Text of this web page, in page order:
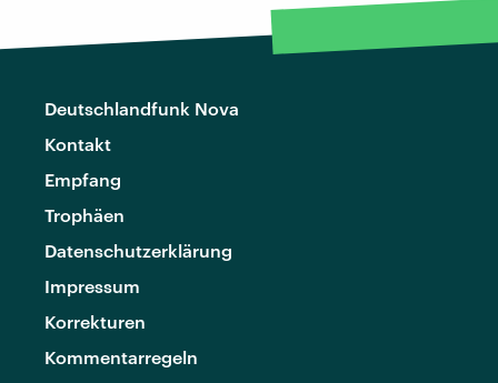
Deutschlandfunk Nova
Kontakt
Empfang
Trophäen
Datenschutzerklärung
Impressum
Korrekturen
Kommentarregeln